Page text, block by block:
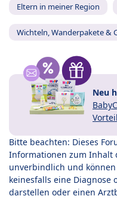
Eltern in meiner Region
Wichteln, Wanderpakete &
Neu
Bitte beachten: Dieses
Informationen zum Inhalt
unverbindlich und
keinesfalls eine Diagnose
darstellen oder einen